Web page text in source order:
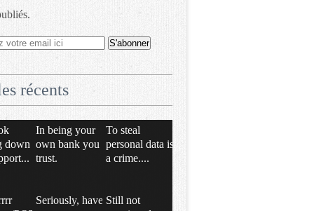
récents
down
In being your
own bank you
trust.
To steal
personal data is
a crime....
Seriously, have Still not